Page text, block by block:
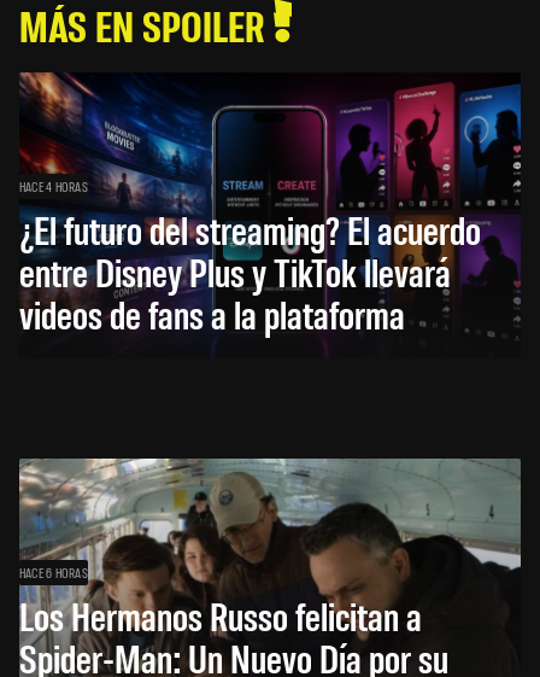
MÁS EN SPOILER
HACE 4 HORAS
¿El futuro del streaming? El acuerdo
entre Disney Plus y TikTok llevará
videos de fans a la plataforma
HACE 6 HORAS
Los Hermanos Russo felicitan a
Spider-Man: Un Nuevo Día por su